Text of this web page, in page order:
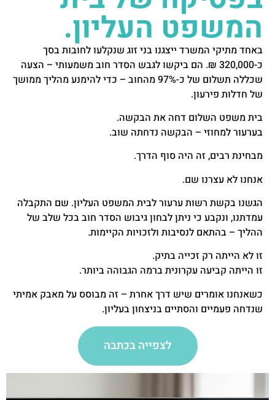
המשפט העליון.
באחד מתיקי המשרד ייצגנו בני זוג שנקלעו לחובות בסך
כ-320,000 ₪. הם ביקשו לגבש הסדר חוב משמעותי – הצעה
שכללה תשלום של כ-97% מהחוב – כדי להימנע מהליך ממושך
של חדלות פירעון.
בית משפט השלום דחה את הבקשה.
בערעור למחוזי – הבקשה נדחתה שוב.
מבחינת רבים, זה היה סוף הדרך.
אנחנו לא עצרנו שם.
הגשנו בקשת רשות ערעור לבית המשפט העליון. שם התקבלה
עמדתנו, ונקבע כי ניתן לבחון גיבוש הסדר חוב בכל שלב של
ההליך – בהתאם לנסיבות ולזכויות הקיימות.
זו לא הייתה רק זכייה בתיק.
זו הייתה קביעה עקרונית ברמה הגבוהה ביותר.
כשאנחנו אומרים שיש דרך אחרת – זה מבוסס על מאבק אמיתי
שנדחה פעמיים והסתיים בניצחון בעליון.
לצפייה בכתבה